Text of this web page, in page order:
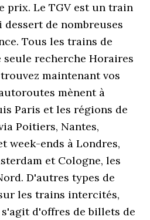
prix. Le TGV est un train
dessert de nombreuses
Tous les trains de
seule recherche Horaires
maintenant vos
mènent à
Paris et les régions de
Poitiers, Nantes,
week-ends à Londres,
et Cologne, les
D'autres types de
les trains intercités,
d'offres de billets de